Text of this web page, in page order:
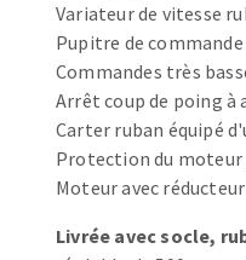
Ponceuses
Tours à métaux
Fraises scies
Rubans
Forets métaux
Variateur de vitesse
Pupitre de
Commandes très
Arrêt coup de poing à
Carter ruban équipé
Protection du
Moteur avec
Livrée avec socle,